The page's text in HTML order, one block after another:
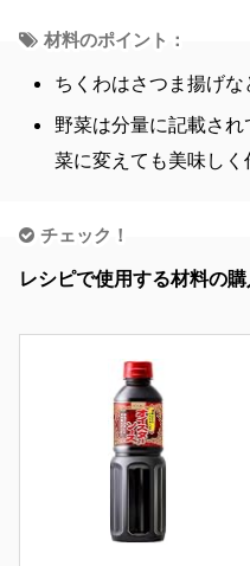
材料のポイント：
ちくわはさつま揚げな
野菜は分量に記載さ
菜に変えても美味しく
チェック！
レシピで使用する材料の